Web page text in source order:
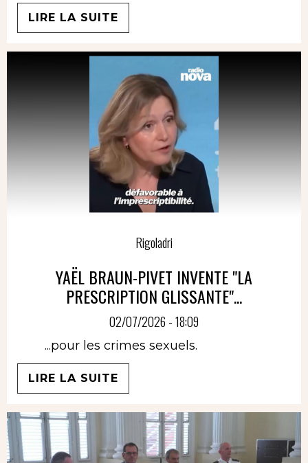
LIRE LA SUITE
Rigoladri
YAËL BRAUN-PIVET INVENTE "LA
PRESCRIPTION GLISSANTE"...
02/07/2026 - 18:09
...pour les crimes sexuels.
LIRE LA SUITE